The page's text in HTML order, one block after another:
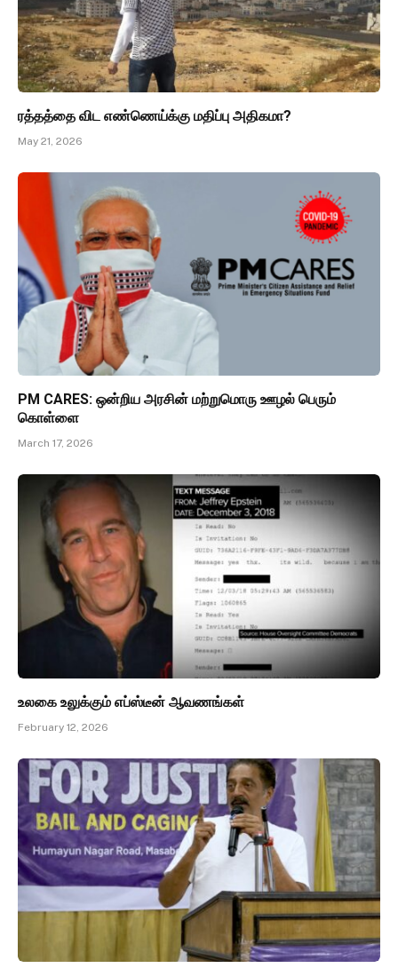
ரத்தத்தை விட எண்ணெய்க்கு மதிப்பு அதிகமா?
May 21, 2026
PM CARES: ஒன்றிய அரசின் மற்றுமொரு ஊழல் பெரும்
கொள்ளை
March 17, 2026
உலகை உலுக்கும் எப்ஸ்டீன் ஆவணங்கள்
February 12, 2026